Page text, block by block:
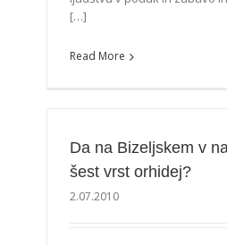
[…]
Read More
Da na Bizeljskem v
šest vrst orhidej?
2.07.2010